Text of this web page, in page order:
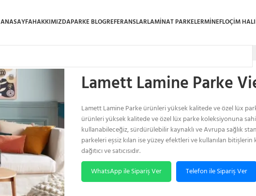
ANASAYFAHAKKIMIZDAPARKE BLOGREFERANSLARLAMINAT PARKELERMINEFLOÇIM HALI
Lamett Lamine Parke
Lamett Lamine Parke
Lamett Lamine Parke ürünleri yüksek kalitede ve özel lüx
ürünleri yüksek kalitede ve özel lüx parke koleksiyonuna
kullanabileceğiz, sürdürülebilir kaynaklı ve Avrupa sağlık
parkeleri eşsiz kılan ise yüzey efektleri ve kullanılan
dağıtıcı ve satıcısıdır.
WhatsApp ile Sipariş Ver
Telefon ile Sipariş Ver